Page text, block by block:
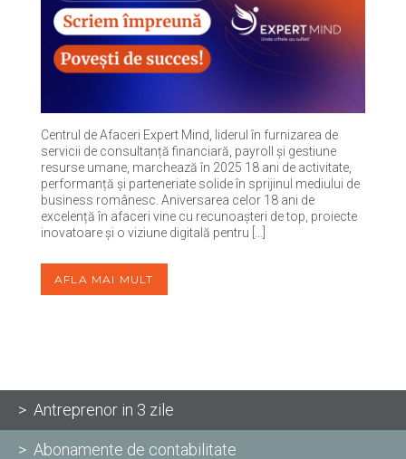
Centrul de Afaceri Expert Mind, liderul în furnizarea de
servicii de consultanță financiară, payroll și gestiune
resurse umane, marchează în 2025 18 ani de activitate,
performanță și parteneriate solide în sprijinul mediului de
business românesc. Aniversarea celor 18 ani de
excelență în afaceri vine cu recunoașteri de top, proiecte
inovatoare și o viziune digitală pentru […]
AFLA MAI MULT
> Antreprenor in 3 zile
> Abonamente de contabilitate